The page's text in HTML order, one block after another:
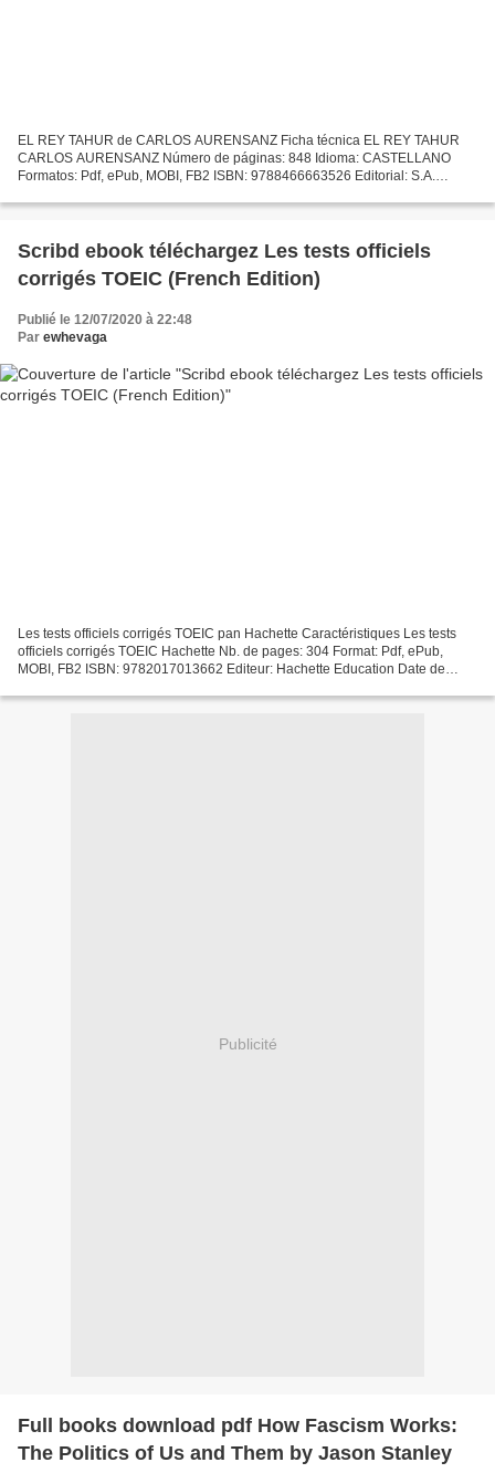
EL REY TAHUR de CARLOS AURENSANZ Ficha técnica EL REY TAHUR
CARLOS AURENSANZ Número de páginas: 848 Idioma: CASTELLANO
Formatos: Pdf, ePub, MOBI, FB2 ISBN: 9788466663526 Editorial: S.A.
Scribd ebook téléchargez Les tests officiels
corrigés TOEIC (French Edition)
Publié le 12/07/2020 à 22:48
Par ewhevaga
Les tests officiels corrigés TOEIC pan Hachette Caractéristiques Les tests
officiels corrigés TOEIC Hachette Nb. de pages: 304 Format: Pdf, ePub,
MOBI, FB2 ISBN: 9782017013662 Editeur: Hachette Education Date de
Publicité
Full books download pdf How Fascism Works:
The Politics of Us and Them by Jason Stanley